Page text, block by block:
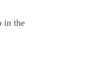
in the